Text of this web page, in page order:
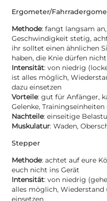
Ergometer/
Methode: fangt langsam
Geschwindigkeit stetig,
ihr solltet einen ähnlichen
haben, die Knie dürfen
Intensität: von niedrig
ist alles möglich,
dazu einsetzen
Vorteile: gut für Anfänger,
Gelenke,
Nachteile: einseitige
Muskulatur: Waden,
Stepper
Methode: achtet auf eure
euch nicht ins Gerät
Intensität: von niedrig
alles möglich, Wiederstand
einsetzen